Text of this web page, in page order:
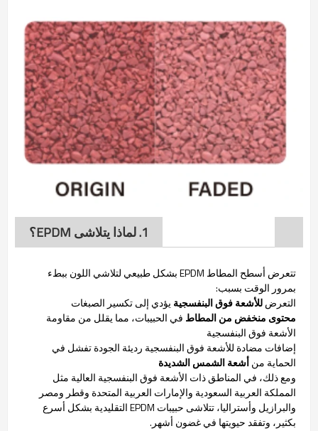
1. لماذا يتلاشى EPDM؟
تتعرض أسطح المطاط EPDM بشكل طبيعي لتلاشي اللون ببطء
بمرور الوقت بسبب:
التعرضللأشعة فوق البنفسجية يؤدي إلى تكسير الصبغات
محتوى منخفض من المطاط في الحبيبات، مما يقلل من مقاومة
الأشعة فوق البنفسجية
إضافات مضادة للأشعة فوق البنفسجية رديئة الجودة تفشل في
الحماية منأشعة الشمس الشديدة
ومع ذلك، في المناطق ذات الأشعة فوق البنفسجية العالية مثل
المملكة العربية السعودية والإمارات العربية المتحدة وقطر ومصر
والبرازيل وأستراليا، تتلاشى حبيبات EPDM التقليدية بشكل أسرع
بكثير، وتفقد حيويتها في غضون أشهر.